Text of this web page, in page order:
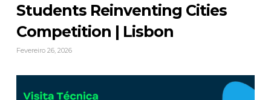
Students Reinventing Cities
Competition | Lisbon
Fevereiro 26, 2026